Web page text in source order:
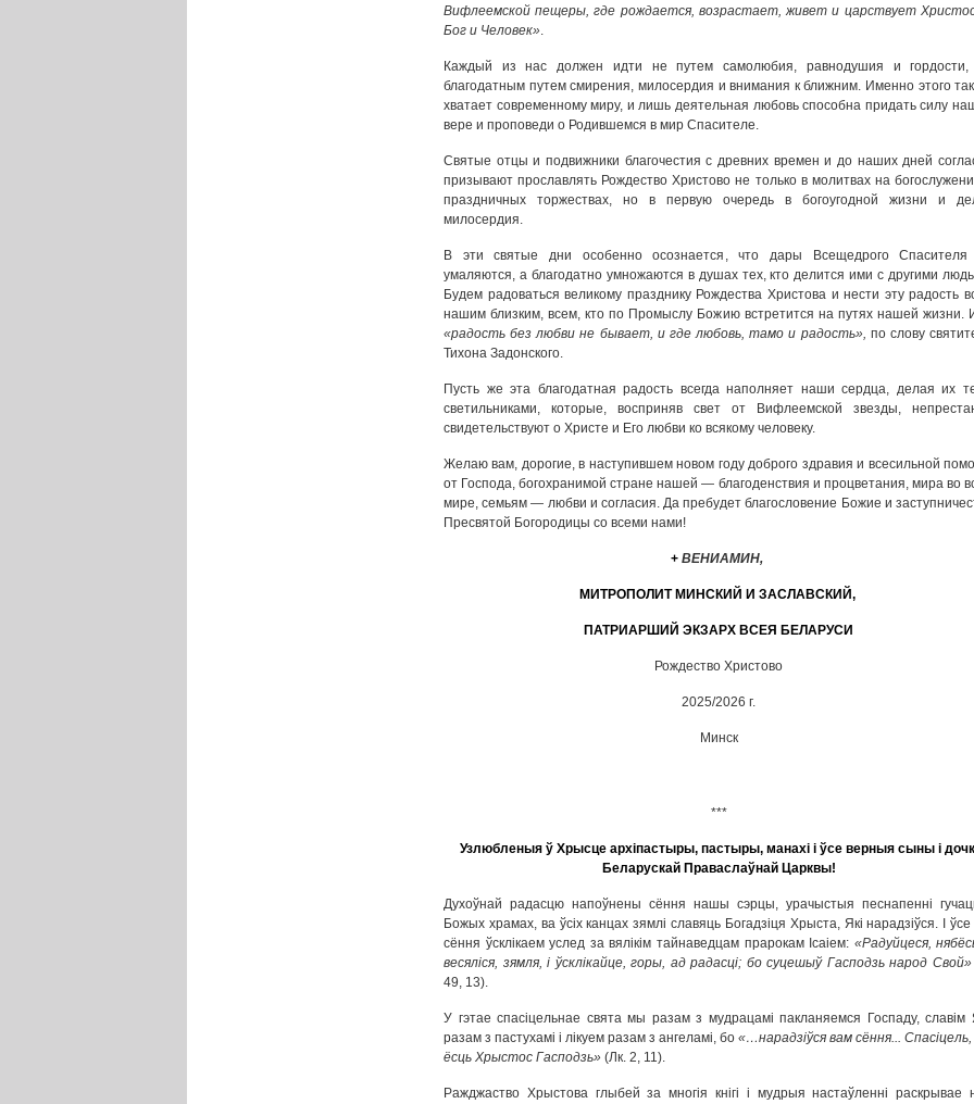
Вифлеемской пещеры, где рождается, возрастает, живет и царствует
Бог и Человек».
Каждый из нас должен идти не путем самолюбия, равнодушия и
благодатным путем смирения, милосердия и внимания к ближним. Именно этого
хватает современному миру, и лишь деятельная любовь способна придать силу
вере и проповеди о Родившемся в мир Спасителе.
Святые отцы и подвижники благочестия с древних времен и до наших дней
призывают прославлять Рождество Христово не только в молитвах на
праздничных торжествах, но в первую очередь в богоугодной жизни и
милосердия.
В эти святые дни особенно осознается, что дары Всещедрого Спасителя
умаляются, а благодатно умножаются в душах тех, кто делится ими с другими
Будем радоваться великому празднику Рождества Христова и нести эту радость
нашим близким, всем, кто по Промыслу Божию встретится на путях нашей жизни.
«радость без любви не бывает, и где любовь, тамо и радость», по слову
Тихона Задонского.
Пусть же эта благодатная радость всегда наполняет наши сердца, делая их
светильниками, которые, восприняв свет от Вифлеемской звезды,
свидетельствуют о Христе и Его любви ко всякому человеку.
Желаю вам, дорогие, в наступившем новом году доброго здравия и всесильной
от Господа, богохранимой стране нашей — благоденствия и процветания, мира во
мире, семьям — любви и согласия. Да пребудет благословение Божие и
Пресвятой Богородицы со всеми нами!
+ ВЕНИАМИН,
МИТРОПОЛИТ МИНСКИЙ И ЗАСЛАВСКИЙ,
ПАТРИАРШИЙ ЭКЗАРХ ВСЕЯ БЕЛАРУСИ
Рождество Христово
2025/2026 г.
Минск
***
Узлюбленыя ў Хрысце архіпастыры, пастыры, манахі і ўсе верныя сыны і
Беларускай Праваслаўнай Царквы!
Духоўнай радасцю напоўнены сёння нашы сэрцы, урачыстыя песнапенні
Божых храмах, ва ўсіх канцах зямлі славяць Богадзіця Хрыста, Які нарадзіўся. І
сёння ўсклікаем услед за вялікім тайнаведцам прарокам Ісаіем: «Радуйцеся,
весяліся, зямля, і ўсклікайце, горы, ад радасці; бо суцешыў Гасподзь народ Свой»
49, 13).
У гэтае спасіцельнае свята мы разам з мудрацамі пакланяемся Госпаду, славім
разам з пастухамі і лікуем разам з ангеламі, бо «…нарадзіўся вам сёння... Спасіцель,
ёсць Хрыстос Гасподзь» (Лк. 2, 11).
Ражджаство Хрыстова глыбей за многія кнігі і мудрыя настаўленні раскрывае